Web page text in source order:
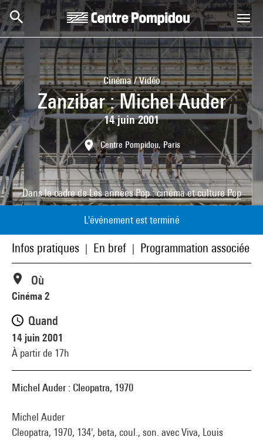
Aller au contenu principal
Centre Pompidou
Cinéma / Vidéo
Zanzibar : Michel Auder
14 juin 2001
Centre Pompidou, Paris
Dans le cadre deLes années Pop : cinéma et culture Pop
L'événement est terminé
Infos pratiques En bref Programmation associée
Michel Auder : Cleopatra, 1970
Michel Auder
Cleopatra, 1970, 134', beta, coul., son. avec Viva, Louis
Où
Cinéma 2
Quand
14 juin 2001
À partir de 17h